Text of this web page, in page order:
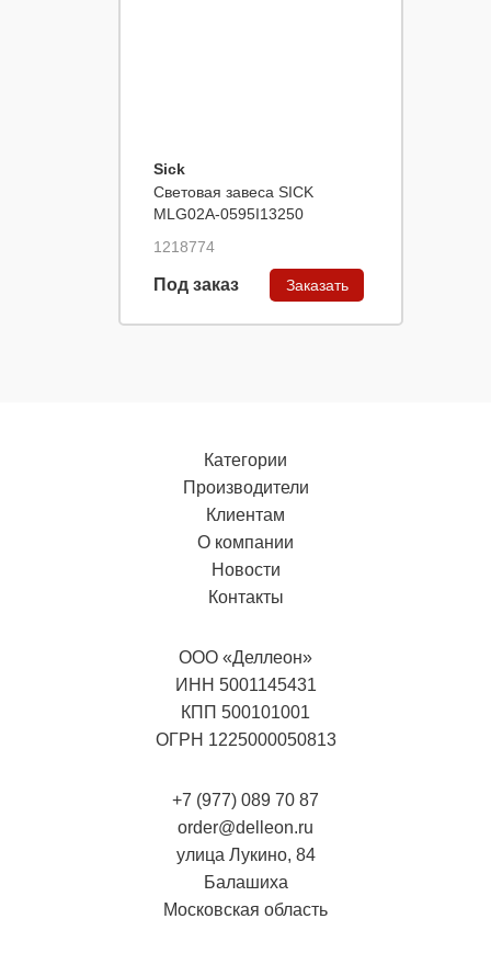
Sick
Световая завеса SICK
MLG02A-0595I13250
1218774
Под заказ Заказать
Категории
Производители
Клиентам
О компании
Новости
Контакты
ООО «Деллеон»
ИНН 5001145431
КПП 500101001
ОГРН 1225000050813
+7 (977) 089 70 87
order@delleon.ru
улица Лукино, 84
Балашиха
Московская область